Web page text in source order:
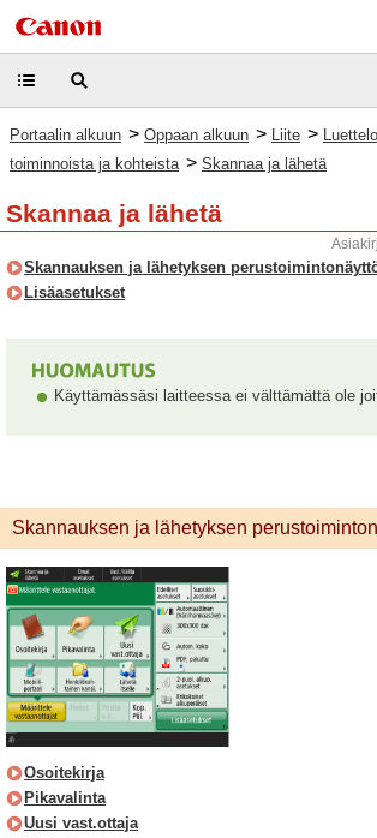
Portaalin alkuun > Oppaan alkuun > Liite >
toiminnoista ja kohteista > Skannaa ja lähetä
Skannaa ja lähetä
Skannauksen ja lähetyksen
Lisäasetukset
Käyttämässäsi laitteessa ei välttämättä ole
Skannauksen ja lähetyksen
Osoitekirja
Pikavalinta
Uusi vast.ottaja